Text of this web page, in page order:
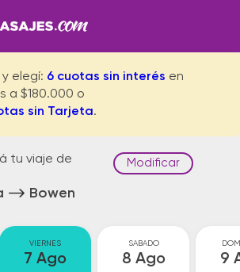
y elegí: 6 cuotas sin interés en
a $180.000 o
sin Tarjeta.
tu viaje de
Bowen
Modificar
VIERNES
7 Ago
SABADO
8 Ago 9